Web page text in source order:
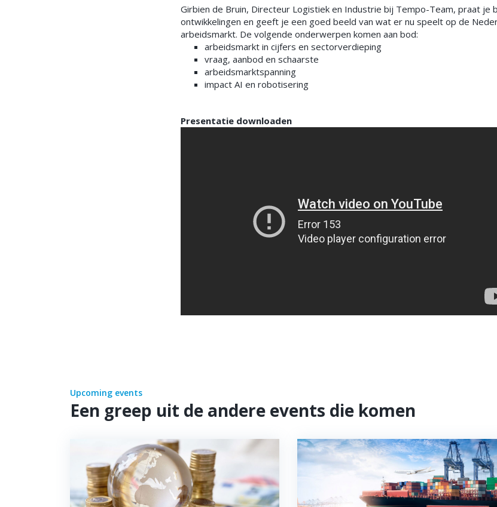
Girbien de Bruin, Directeur Logistiek en Industrie bij Tempo-Team, praat je
ontwikkelingen en geeft je een goed beeld van wat er nu speelt op de
arbeidsmarkt. De volgende onderwerpen komen aan bod:
arbeidsmarkt in cijfers en sectorverdieping
vraag, aanbod en schaarste
arbeidsmarktspanning
impact AI en robotisering
Presentatie downloaden
Upcoming events
Een greep uit de andere events die komen